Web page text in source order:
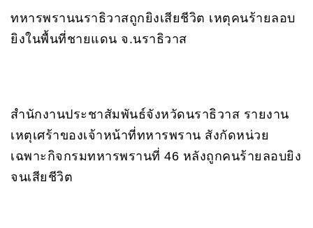
ทหารพรานนราธิวาสถูกยิงเสียชีวิต เหตุคนร้ายลอบ
ยิงในพื้นที่ชายแดน จ.นราธิวาส
สำนักงานประชาสัมพันธ์จังหวัดนราธิวาส รายงาน
เหตุเศร้าของเจ้าหน้าที่ทหารพราน สังกัดหน่วย
เฉพาะกิจกรมทหารพรานที่ 46 หลังถูกคนร้ายลอบยิง
จนเสียชีวิต